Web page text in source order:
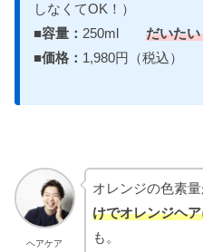
しなくてOK！）
■容量： 250ml だいた
■価格： 1,980円（税込）
ヘアケア
オレンジの色素量
けでオレンジヘ
も。